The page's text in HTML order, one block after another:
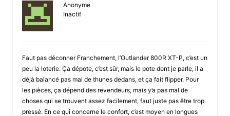
Anonyme
Inactif
Faut pas déconner Franchement, l’Outlander 800R XT-P, c’est un
peu la loterie. Ça dépote, c’est sûr, mais le pote dont je parle, il a
déjà balancé pas mal de thunes dedans, et ça fait flipper. Pour
les pièces, ça dépend des revendeurs, mais y’a pas mal de
choses qui se trouvent assez facilement, faut juste pas être trop
pressé. En ce qui concerne le confort, c’est moyen en longues